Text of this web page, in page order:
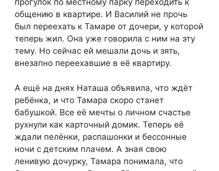
прогулок по местному парку переходить к
общению в квартире. И Василий не прочь
был переехать к Тамаре от дочери, у которой
теперь жил. Она уже говорила с ним на эту
тему. Но сейчас ей мешали дочь и зять,
внезапно переехавшие в её квартиру.
А ещё на днях Наташа объявила, что ждёт
ребёнка, и что Тамара скоро станет
бабушкой. Все её мечты о личном счастье
рухнули как карточный домик. Теперь её
ждали пелёнки, распашонки и бессонные
ночи с детским плачем. А зная свою
ленивую дочурку, Тамара понимала, что